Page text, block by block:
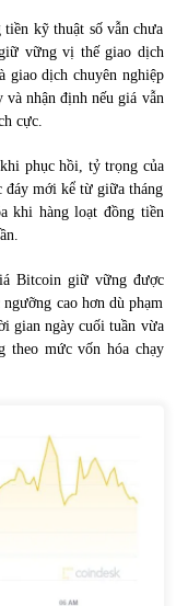
kỹ thuật số vẫn chưa
vững vị thế giao dịch
giao dịch chuyên nghiệp
và nhận định nếu giá vẫn
cực.
phục hồi, tỷ trọng của
mới kể từ giữa tháng
khi hàng loạt đồng tiền
Bitcoin giữ vững được
cao hơn dù phạm
gian ngày cuối tuần vừa
theo mức vốn hóa chạy